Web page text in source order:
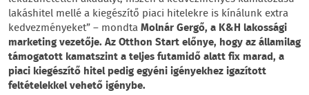
lakáshitel mellé a kiegészítő piaci hitelekre is kínálunk extra
kedvezményeket” – mondtaMolnár Gergő, a K&H lakossági
marketing vezetője. Az Otthon Start előnye, hogy az államilag
támogatott kamatszint a teljes futamidő alatt fix marad, a
piaci kiegészítő hitel pedig egyéni igényekhez igazított
feltételekkel vehető igénybe.